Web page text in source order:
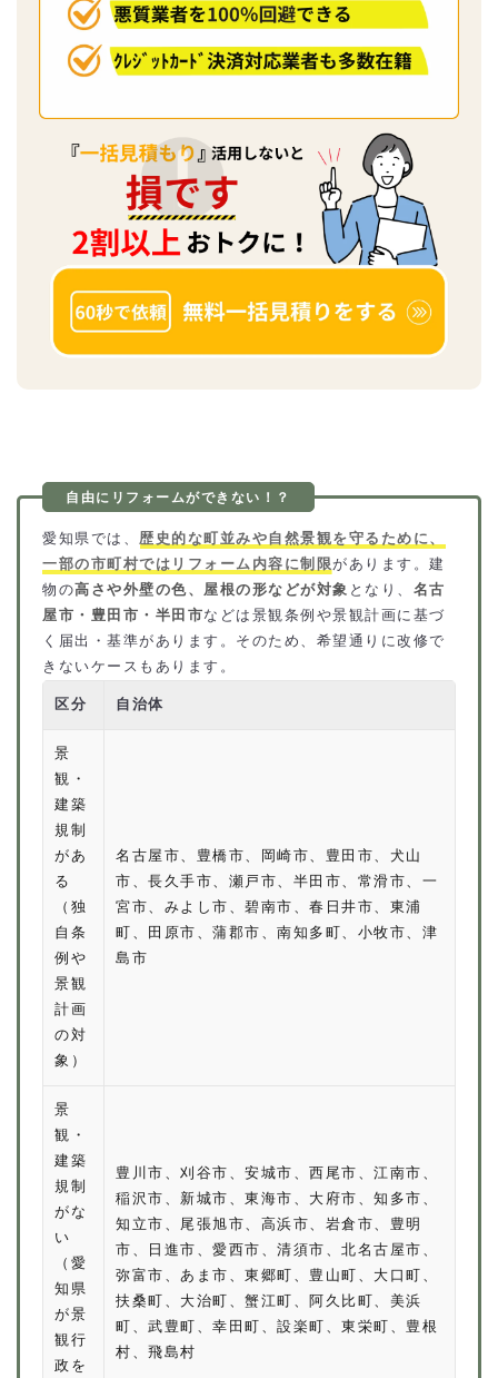
愛知県では、 歴史的な町並みや自然景観を守るために、
一部の市町村ではリフォーム内容に制限があります。建
物の高さや外壁の色、屋根の形などが対象 となり、 名古
屋市・豊田市・半田市 などは景観条例や景観計画に基づ
く届出・基準があります。そのため、希望通りに改修で
きないケースもあります。
区分 自治体
景
観・
建築
規制
があ
る
（独
自条
例や
景観
計画
の対
象）
名古屋市、豊橋市、岡崎市、豊田市、犬山
市、長久手市、瀬戸市、半田市、常滑市、一
宮市、みよし市、碧南市、春日井市、東浦
町、田原市、蒲郡市、南知多町、小牧市、津
島市
景
観・
建築
規制
がな
い
（愛
知県
が景
観行
政を
豊川市、刈谷市、安城市、西尾市、江南市、
稲沢市、新城市、東海市、大府市、知多市、
知立市、尾張旭市、高浜市、岩倉市、豊明
市、日進市、愛西市、清須市、北名古屋市、
弥富市、あま市、東郷町、豊山町、大口町、
扶桑町、大治町、蟹江町、阿久比町、美浜
町、武豊町、幸田町、設楽町、東栄町、豊根
村、飛島村